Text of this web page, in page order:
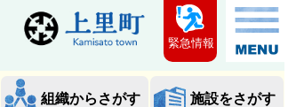
組織からさがす 施設をさがす
緊急情報